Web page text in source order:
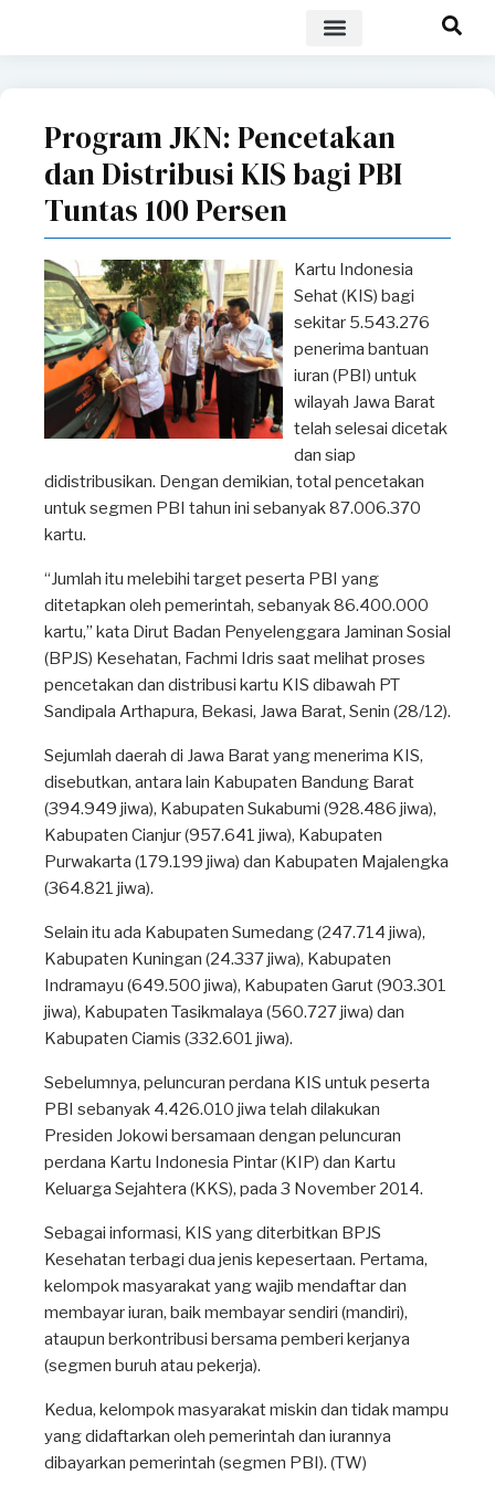
Program JKN: Pencetakan
dan Distribusi KIS bagi PBI
Tuntas 100 Persen
Kartu Indonesia
Sehat (KIS) bagi
sekitar 5.543.276
penerima bantuan
iuran (PBI) untuk
wilayah Jawa Barat
telah selesai dicetak
dan siap
didistribusikan. Dengan demikian, total pencetakan
untuk segmen PBI tahun ini sebanyak 87.006.370
kartu.
“Jumlah itu melebihi target peserta PBI yang
ditetapkan oleh pemerintah, sebanyak 86.400.000
kartu,” kata Dirut Badan Penyelenggara Jaminan Sosial
(BPJS) Kesehatan, Fachmi Idris saat melihat proses
pencetakan dan distribusi kartu KIS dibawah PT
Sandipala Arthapura, Bekasi, Jawa Barat, Senin (28/12).
Sejumlah daerah di Jawa Barat yang menerima KIS,
disebutkan, antara lain Kabupaten Bandung Barat
(394.949 jiwa), Kabupaten Sukabumi (928.486 jiwa),
Kabupaten Cianjur (957.641 jiwa), Kabupaten
Purwakarta (179.199 jiwa) dan Kabupaten Majalengka
(364.821 jiwa).
Selain itu ada Kabupaten Sumedang (247.714 jiwa),
Kabupaten Kuningan (24.337 jiwa), Kabupaten
Indramayu (649.500 jiwa), Kabupaten Garut (903.301
jiwa), Kabupaten Tasikmalaya (560.727 jiwa) dan
Kabupaten Ciamis (332.601 jiwa).
Sebelumnya, peluncuran perdana KIS untuk peserta
PBI sebanyak 4.426.010 jiwa telah dilakukan
Presiden Jokowi bersamaan dengan peluncuran
perdana Kartu Indonesia Pintar (KIP) dan Kartu
Keluarga Sejahtera (KKS), pada 3 November 2014.
Sebagai informasi, KIS yang diterbitkan BPJS
Kesehatan terbagi dua jenis kepesertaan. Pertama,
kelompok masyarakat yang wajib mendaftar dan
membayar iuran, baik membayar sendiri (mandiri),
ataupun berkontribusi bersama pemberi kerjanya
(segmen buruh atau pekerja).
Kedua, kelompok masyarakat miskin dan tidak mampu
yang didaftarkan oleh pemerintah dan iurannya
dibayarkan pemerintah (segmen PBI). (TW)